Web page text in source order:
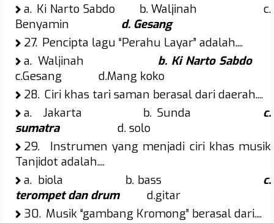
a. Ki Narto Sabdo b. Waljinah c.
Benyamin d. Gesang
27. Pencipta lagu “Perahu Layar” adalah....
a. Waljinah b. Ki Narto Sabdo
c.Gesang d.Mang koko
28. Ciri khas tari saman berasal dari daerah....
a.
Jakarta b. Sunda c.
sumatrad. solo
29.
Instrumen yang menjadi ciri khas musik
Tanjidot adalah....
a. biola b. bass c.
terompet dan drumd.gitar
30. Musik “gambang Kromong” berasal dari....